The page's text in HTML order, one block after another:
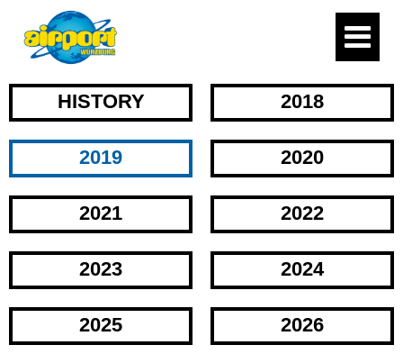
HISTORY 2018
2019 2020
2021 2022
2023 2024
2025 2026